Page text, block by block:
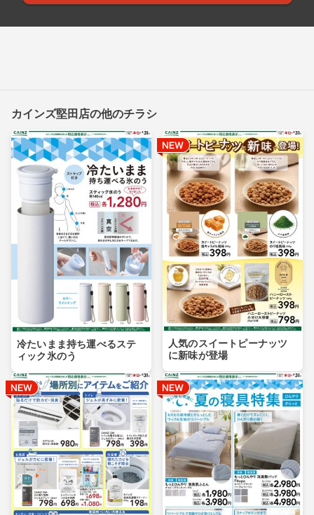
カインズ堅田店の他のチラシ
冷たいまま持ち運べるステ
ィック氷のう
人気のスイートピーナッツ
に新味が登場